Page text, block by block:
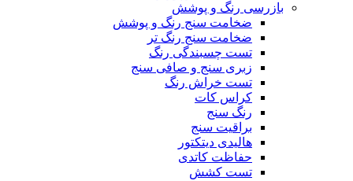
بازرسی رنگ و پوشش
ضخامت سنج رنگ و پوشش
ضخامت سنج رنگ تر
تست چسبندگی رنگ
زبری سنج و صافی سنج
تست خراش رنگ
کراس کات
رنگ سنج
براقیت سنج
هالیدی دیتکتور
حفاظت کاتدی
تست کشش